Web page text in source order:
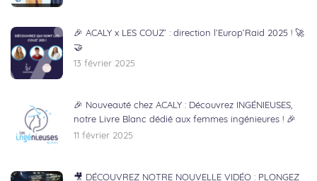
🎉 ACALY x LES COUZ’ : direction l’Europ’Raid 2025 ! 🚀
🤝
13 février 2025
🎉 Nouveauté chez ACALY : Découvrez INGÉNIEUSES,
notre Livre Blanc dédié aux femmes ingénieures ! 🎉
11 février 2025
🎥 DÉCOUVREZ NOTRE NOUVELLE VIDÉO : PLONGEZ